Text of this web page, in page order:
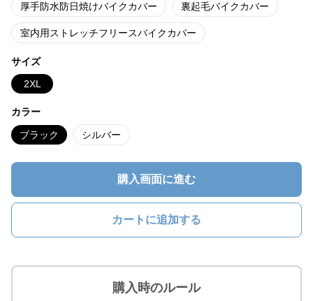
厚手防水防日焼けバイクカバー 裏起毛バイクカバー
室内用ストレッチフリースバイクカバー
サイズ
2XL
カラー
ブラック シルバー
購入画面に進む
カートに追加する
購入時のルール